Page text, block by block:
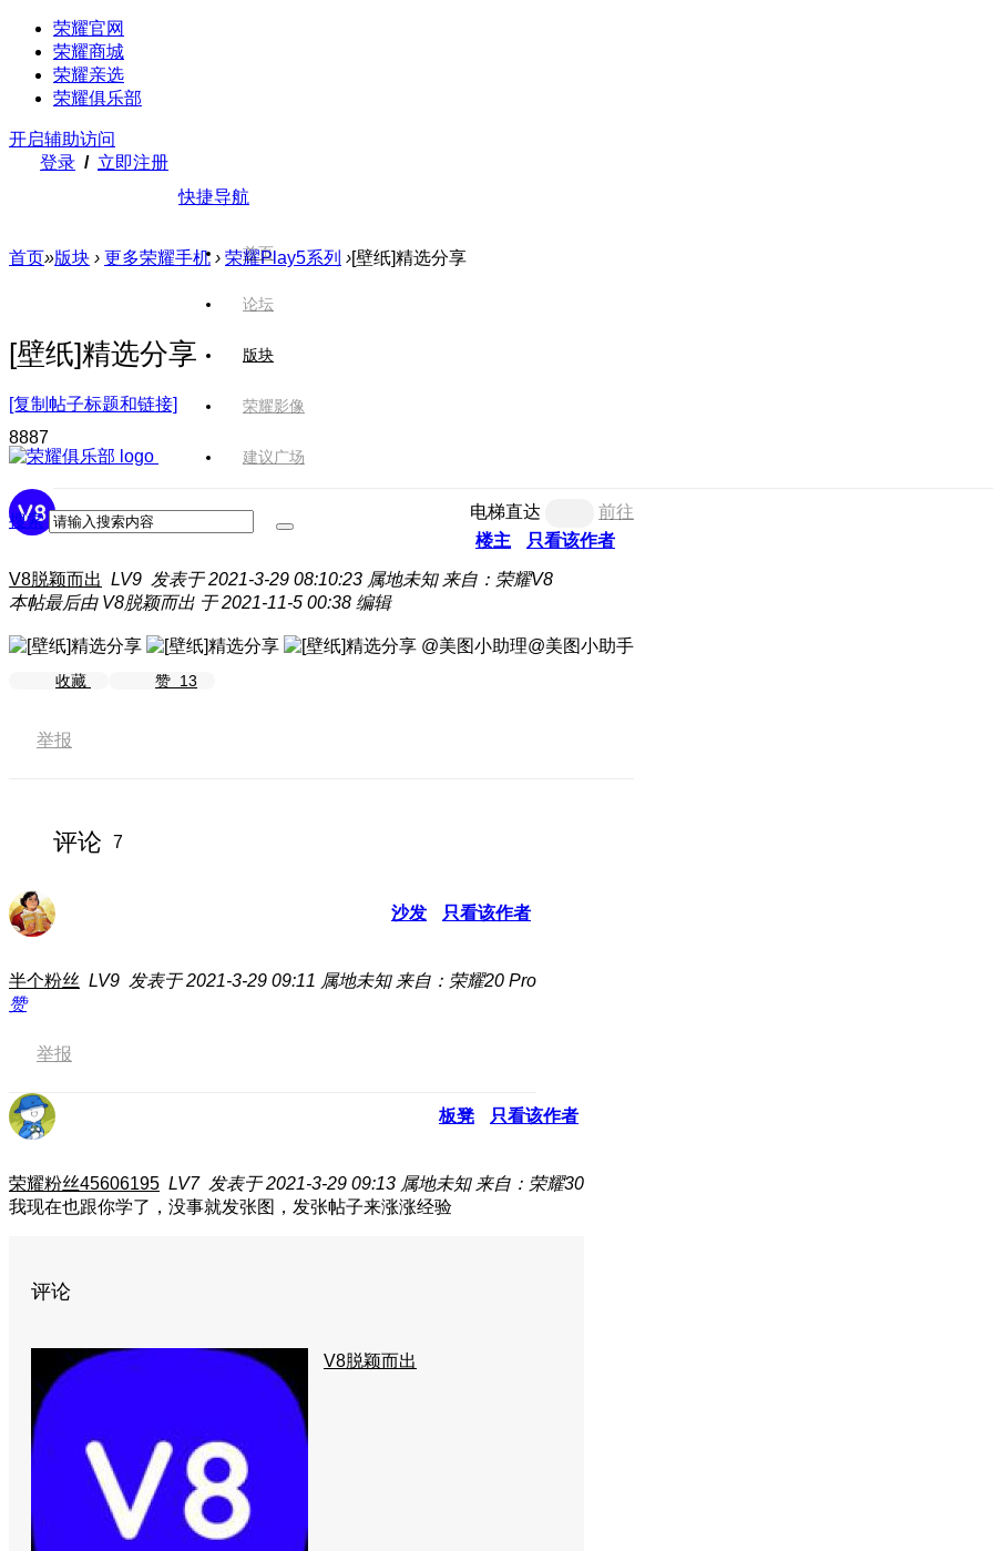
荣耀官网
荣耀商城
荣耀亲选
荣耀俱乐部
开启辅助访问
登录 / 立即注册
快捷导航
首页
论坛
版块
荣耀影像
建议广场
搜索
首页»版块 › 更多荣耀手机 › 荣耀Play5系列 ›[壁纸]精选分享
[壁纸]精选分享
[复制帖子标题和链接]
8887
电梯直达
前往
楼主
只看该作者
V8脱颖而出 LV9 发表于 2021-3-29 08:10:23 属地未知 来自：荣耀V8
本帖最后由 V8脱颖而出 于 2021-11-5 00:38 编辑
@美图小助理@美图小助手
收藏 赞 13
举报
评论 7
沙发 只看该作者
半个粉丝 LV9 发表于 2021-3-29 09:11 属地未知 来自：荣耀20 Pro
赞
举报
板凳 只看该作者
荣耀粉丝45606195 LV7 发表于 2021-3-29 09:13 属地未知 来自：荣耀30
我现在也跟你学了 ，没事就发张图，发张帖子来涨涨经验
评论
V8脱颖而出